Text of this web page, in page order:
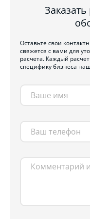
Оставьте свои
свяжется с вами для
расчета. Каждый
специфику бизнеса